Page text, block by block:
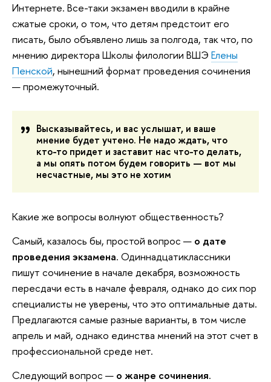
Интернете. Все-таки экзамен вводили в крайне
сжатые сроки, о том, что детям предстоит его
писать, было объявлено лишь за полгода, так что, по
мнению директора Школы филологии ВШЭ Елены
Пенской, нынешний формат проведения сочинения
— промежуточный.
Высказывайтесь, и вас услышат, и ваше
мнение будет учтено. Не надо ждать, что
кто-то придет и заставит нас что-то делать,
а мы опять потом будем говорить — вот мы
несчастные, мы это не хотим
Какие же вопросы волнуют общественность?
Самый, казалось бы, простой вопрос — о дате
проведения экзамена. Одиннадцатиклассники
пишут сочинение в начале декабря, возможность
пересдачи есть в начале февраля, однако до сих пор
специалисты не уверены, что это оптимальные даты.
Предлагаются самые разные варианты, в том числе
апрель и май, однако единства мнений на этот счет в
профессиональной среде нет.
Следующий вопрос — о жанре сочинения.